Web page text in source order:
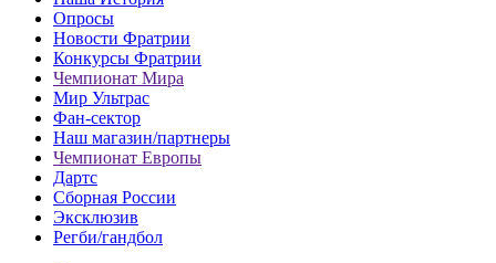
Опросы
Новости Фратрии
Конкурсы Фратрии
Чемпионат Мира
Мир Ультрас
Фан-cектор
Наш магазин/партнеры
Чемпионат Европы
Дартс
Сборная России
Эксклюзив
Регби/гандбол